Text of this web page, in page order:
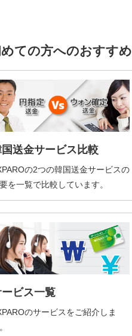
ての方へのおすす
送金サービス比較
の2つの韓国送金サービスの
を一覧で比較しています。
ビス一覧
のサービスをご紹介しま